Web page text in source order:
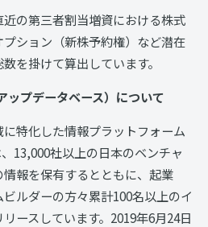
の第三者割当増資における株式
ション（新株予約権）など潜在
を掛けて算出しています。
ップデータベース）について
特化した情報プラットフォーム
13,000社以上の日本のベンチャ
報を保有するとともに、起業
ルダーの方々累計100名以上のイ
ースしています。2019年6月24日